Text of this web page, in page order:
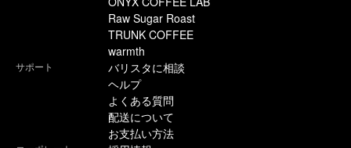
Raw Sugar Roast
TRUNK COFFEE
warmth
サポート
バリスタに相談
ヘルプ
よくある質問
配送について
お支払い方法